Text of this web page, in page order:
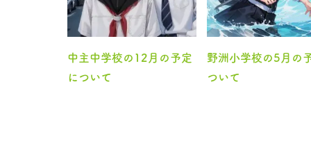
中主中学校の12月の予定
について
野洲小学校の5月の
ついて